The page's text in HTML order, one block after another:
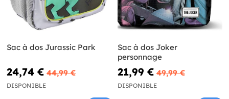
Sac à dos Jurassic Park
24,74 € 44,99 €
DISPONIBLE
Sac à dos Joker
personnage
21,99 € 49,99 €
DISPONIBLE